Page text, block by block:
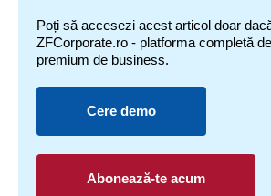
Poți să accesezi acest articol doar
ZFCorporate.ro - platforma completă
premium de business.
Cere demo
Abonează-te acum